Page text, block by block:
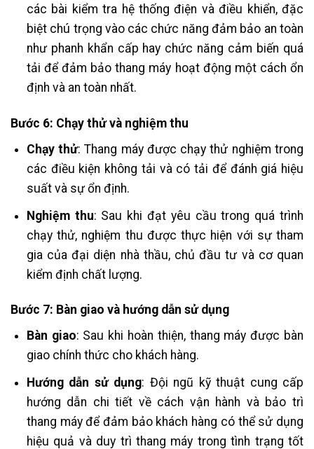
các bài kiểm tra hệ thống điện và điều khiển, đặc
biệt chú trọng vào các chức năng đảm bảo an toàn
như phanh khẩn cấp hay chức năng cảm biến quá
tải để đảm bảo thang máy hoạt động một cách ổn
định và an toàn nhất.
Bước 6: Chạy thử và nghiệm thu
Chạy thử: Thang máy được chạy thử nghiệm trong
các điều kiện không tải và có tải để đánh giá hiệu
suất và sự ổn định.
Nghiệm thu: Sau khi đạt yêu cầu trong quá trình
chạy thử, nghiệm thu được thực hiện với sự tham
gia của đại diện nhà thầu, chủ đầu tư và cơ quan
kiểm định chất lượng.
Bước 7: Bàn giao và hướng dẫn sử dụng
Bàn giao: Sau khi hoàn thiện, thang máy được bàn
giao chính thức cho khách hàng.
Hướng dẫn sử dụng: Đội ngũ kỹ thuật cung cấp
hướng dẫn chi tiết về cách vận hành và bảo trì
thang máy để đảm bảo khách hàng có thể sử dụng
hiệu quả và duy trì thang máy trong tình trạng tốt